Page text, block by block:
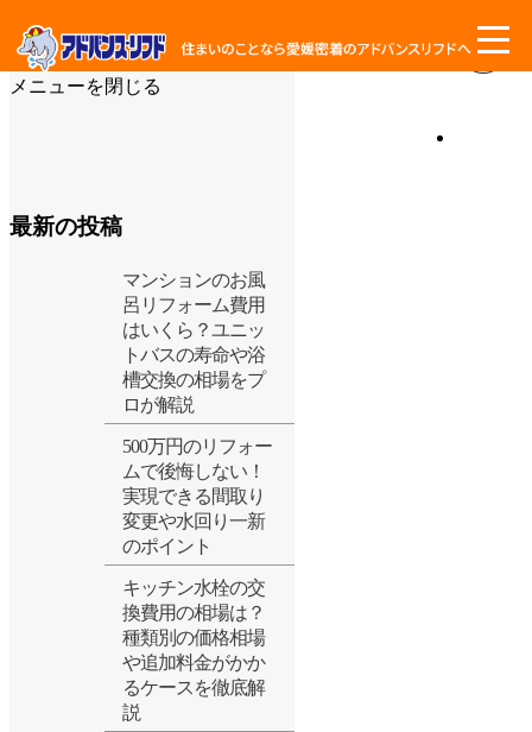
メニューを閉じる
最新の投稿
マンションのお風
呂リフォーム費用
はいくら？ユニッ
トバスの寿命や浴
槽交換の相場をプ
ロが解説
500万円のリフォー
ムで後悔しない！
実現できる間取り
変更や水回り一新
のポイント
キッチン水栓の交
換費用の相場は？
種類別の価格相場
や追加料金がかか
るケースを徹底解
説